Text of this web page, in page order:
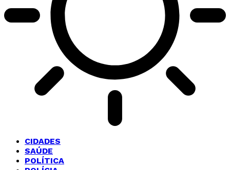
CIDADES
SAÚDE
POLÍTICA